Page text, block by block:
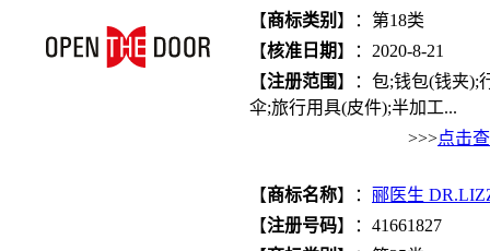
【商标类别 】：第18类
【核准日期】：2020-8-21
【注册范围】：包;钱包(钱夹);
伞;旅行用具(皮件);半加工...
>>>点击
【商标名称】： 郦医生
【注册号码】：41661827